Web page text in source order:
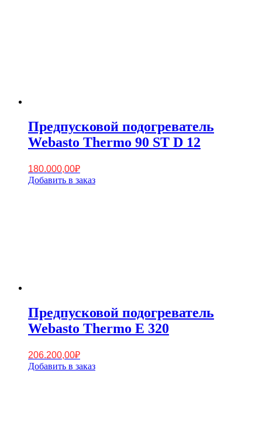
Предпусковой подогреватель
Webasto Thermo 90 ST D 12
180.000,00₽
Добавить в заказ
Предпусковой подогреватель
Webasto Thermo E 320
206.200,00₽
Добавить в заказ